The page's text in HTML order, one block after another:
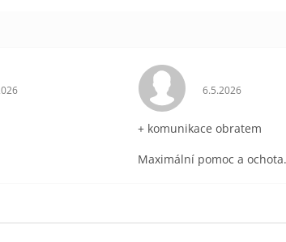
obchodu je 5 z 5 hvězdiček. Hodnocení
6.5.2026
+ komunikace obratem
Maximální pomoc a ochota.